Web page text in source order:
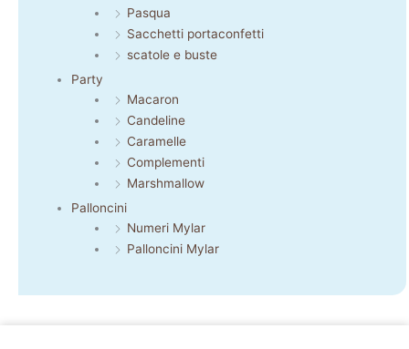
Pasqua
Sacchetti portaconfetti
scatole e buste
Party
Macaron
Candeline
Caramelle
Complementi
Marshmallow
Palloncini
Numeri Mylar
Palloncini Mylar